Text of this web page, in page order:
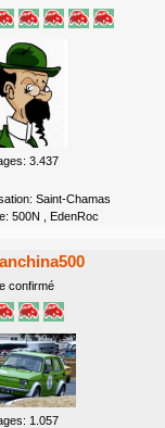
3.437
Saint-Chamas
500N , EdenRoc
confirmé
1.057